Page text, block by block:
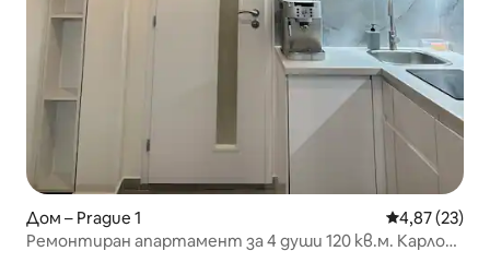
Дом – Prague 1 Средна
4,87 (23)
Ремонтиран апартамент за 4 души 120 кв.м. Карлов